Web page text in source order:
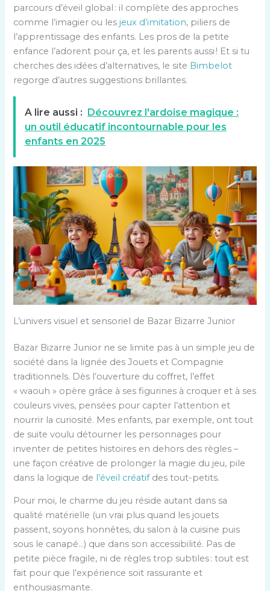
parcours d’éveil global : il complète des approches
comme l’imagier ou les jeux d’imitation, piliers de
l’apprentissage des enfants. Les pros de la petite
enfance l’adorent pour ça, et les parents aussi ! Et si tu
cherches des idées d’alternatives, le site Bimbelot
regorge d’autres suggestions brillantes.
A lire aussi : Découvrez l'ardoise magique :
un outil éducatif incontournable pour les
enfants en 2025
L’univers visuel et sensoriel de Bazar Bizarre Junior
Bazar Bizarre Junior ne se limite pas à un simple jeu de
société dans la lignée des Jouets et Compagnie
traditionnels. Dès l’ouverture du coffret, l’effet
« waouh » opère grâce à ses figurines à croquer et à ses
couleurs vives, pensées pour capter l’attention et
nourrir la curiosité. Mes enfants, par exemple, ont tout
de suite voulu détourner les personnages pour
inventer de petites histoires en dehors des règles –
une façon créative de prolonger la magie du jeu, pile
dans la logique de l’éveil créatifdes tout-petits.
Pour moi, le charme du jeu réside autant dans sa
qualité matérielle (un vrai plus quand les jouets
passent, soyons honnêtes, du salon à la cuisine puis
sous le canapé…) que dans son accessibilité. Pas de
petite pièce fragile, ni de règles trop subtiles : tout est
fait pour que l’expérience soit rassurante et
enthousiasmante.